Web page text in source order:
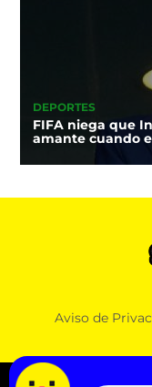
DEPORTES
FIFA niega que
amante cuando
Aviso de